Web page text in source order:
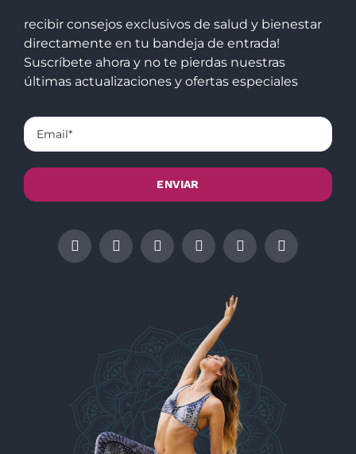
recibir consejos exclusivos de salud y bienestar
directamente en tu bandeja de entrada!
Suscríbete ahora y no te pierdas nuestras
últimas actualizaciones y ofertas especiales